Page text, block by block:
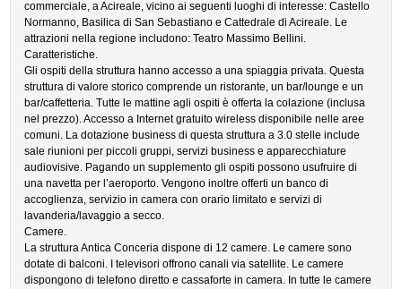
commerciale, a Acireale, vicino ai seguenti luoghi di interesse: Castello
Normanno, Basilica di San Sebastiano e Cattedrale di Acireale. Le
attrazioni nella regione includono: Teatro Massimo Bellini.
Caratteristiche.
Gli ospiti della struttura hanno accesso a una spiaggia privata. Questa
struttura di valore storico comprende un ristorante, un bar/lounge e un
bar/caffetteria. Tutte le mattine agli ospiti è offerta la colazione (inclusa
nel prezzo). Accesso a Internet gratuito wireless disponibile nelle aree
comuni. La dotazione business di questa struttura a 3.0 stelle include
sale riunioni per piccoli gruppi, servizi business e apparecchiature
audiovisive. Pagando un supplemento gli ospiti possono usufruire di
una navetta per l’aeroporto. Vengono inoltre offerti un banco di
accoglienza, servizio in camera con orario limitato e servizi di
lavanderia/lavaggio a secco.
Camere.
La struttura Antica Conceria dispone di 12 camere. Le camere sono
dotate di balconi. I televisori offrono canali via satellite. Le camere
dispongono di telefono diretto e cassaforte in camera. In tutte le camere